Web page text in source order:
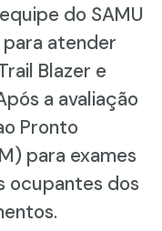
do SAMU
atender
Blazer e
a avaliação
Pronto
para exames
ocupantes dos